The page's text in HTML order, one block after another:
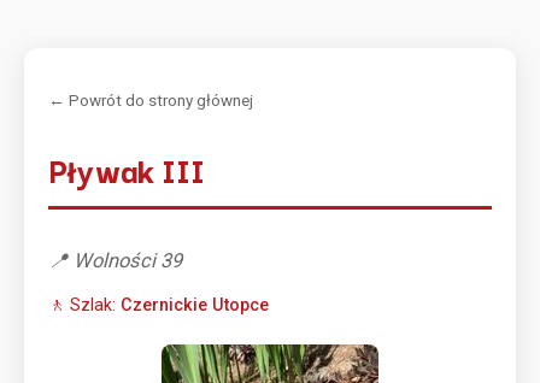
← Powrót do strony głównej
Pływak III
📍 Wolności 39
🚶 Szlak: Czernickie Utopce